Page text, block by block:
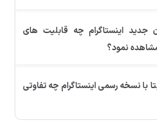
جدید اینستاگرام چه قابلیت های
نمود؟
با نسخه رسمی اینستاگرام چه تفاوتی